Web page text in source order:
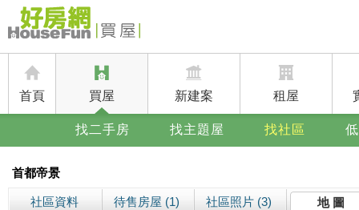
首頁 買屋 新建案 租屋
找二手房 找主題屋 找社區
首都帝景
社區資料 待售房屋 (1) 社區照片 (3) 地 圖